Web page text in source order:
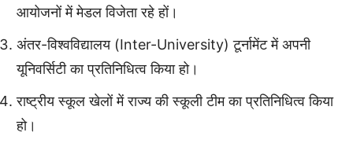
आयोजनों में मेडल विजेता रहे हों।
अंतर-विश्वविद्यालय (Inter-University) टूर्नामेंट में अपनी
यूनिवर्सिटी का प्रतिनिधित्व किया हो।
राष्ट्रीय स्कूल खेलों में राज्य की स्कूली टीम का प्रतिनिधित्व किया
हो।